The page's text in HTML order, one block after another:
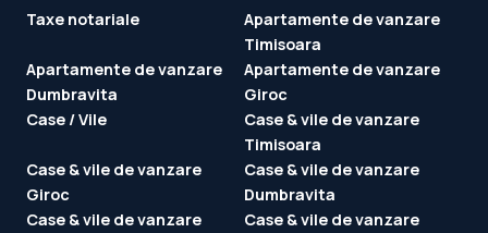
Taxe notariale
Apartamente de vanzare
Timisoara
Apartamente de vanzare
Dumbravita
Apartamente de vanzare
Giroc
Case / Vile
Case & vile de vanzare
Timisoara
Case & vile de vanzare
Giroc
Case & vile de vanzare
Dumbravita
Case & vile de vanzare
Case & vile de vanzare